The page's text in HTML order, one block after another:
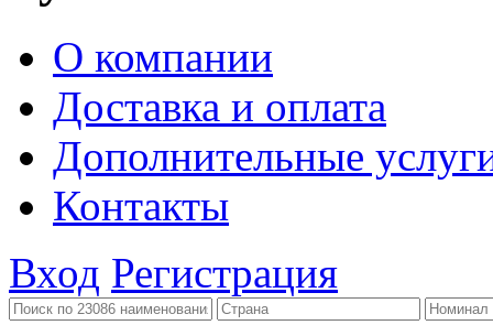
О компании
Доставка и оплата
Дополнительные
Контакты
Вход Регистрация